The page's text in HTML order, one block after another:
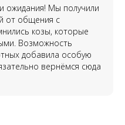
ожидания! Мы получили
от общения с
козы, которые
Возможность
добавила особую
вернёмся сюда